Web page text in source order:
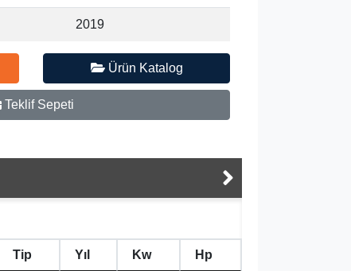
2019
Ürün Katalog
Teklif Sepeti
Tip Yıl Kw Hp